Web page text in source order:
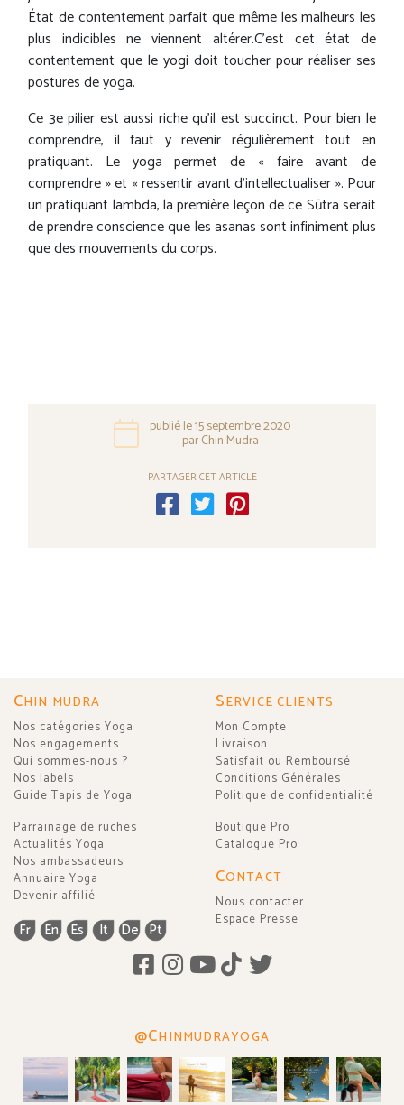
État de contentement parfait que même les malheurs les
plus indicibles ne viennent altérer.C'est cet état de
contentement que le yogi doit toucher pour réaliser ses
postures de yoga.
Ce 3e pilier est aussi riche qu'il est succinct. Pour bien le
comprendre, il faut y revenir régulièrement tout en
pratiquant. Le yoga permet de « faire avant de
comprendre » et « ressentir avant d'intellectualiser ». Pour
un pratiquant lambda, la première leçon de ce Sūtra serait
de prendre conscience que les asanas sont infiniment plus
que des mouvements du corps.
publié le 15 septembre 2020
par Chin Mudra
PARTAGER CET ARTICLE
CHIN MUDRA
Nos catégories Yoga
Nos engagements
Qui sommes-nous ?
Nos labels
Guide Tapis de Yoga
Parrainage de ruches
Actualités Yoga
Nos ambassadeurs
Annuaire Yoga
Devenir affilié
Fr En Es It De Pt
SERVICE CLIENTS
Mon Compte
Livraison
Satisfait ou Remboursé
Conditions Générales
Politique de confidentialité
Boutique Pro
Catalogue Pro
CONTACT
Nous contacter
Espace Presse
@CHINMUDRAYOGA